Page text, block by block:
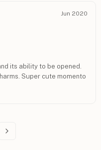
Jun 2020
its ability to be opened.
Super cute momento